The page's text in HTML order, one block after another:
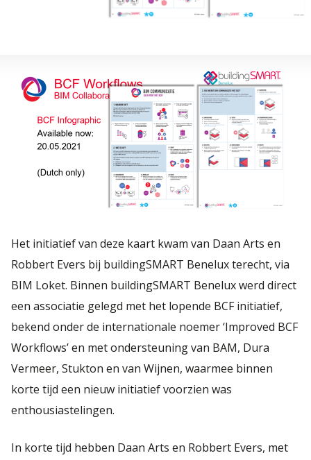
Het initiatief van deze kaart kwam van Daan Arts en
Robbert Evers bij buildingSMART Benelux terecht, via
BIM Loket. Binnen buildingSMART Benelux werd direct
een associatie gelegd met het lopende BCF initiatief,
bekend onder de internationale noemer ‘Improved BCF
Workflows’ en met ondersteuning van BAM, Dura
Vermeer, Stukton en van Wijnen, waarmee binnen
korte tijd een nieuw initiatief voorzien was
enthousiastelingen.
In korte tijd hebben Daan Arts en Robbert Evers, met